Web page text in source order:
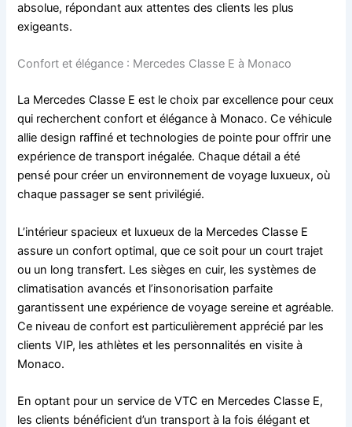
absolue, répondant aux attentes des clients les plus
exigeants.
Confort et élégance : Mercedes Classe E à Monaco
La Mercedes Classe E est le choix par excellence pour ceux
qui recherchent confort et élégance à Monaco. Ce véhicule
allie design raffiné et technologies de pointe pour offrir une
expérience de transport inégalée. Chaque détail a été
pensé pour créer un environnement de voyage luxueux, où
chaque passager se sent privilégié.
L’intérieur spacieux et luxueux de la Mercedes Classe E
assure un confort optimal, que ce soit pour un court trajet
ou un long transfert. Les sièges en cuir, les systèmes de
climatisation avancés et l’insonorisation parfaite
garantissent une expérience de voyage sereine et agréable.
Ce niveau de confort est particulièrement apprécié par les
clients VIP, les athlètes et les personnalités en visite à
Monaco.
En optant pour un service de VTC en Mercedes Classe E,
les clients bénéficient d’un transport à la fois élégant et